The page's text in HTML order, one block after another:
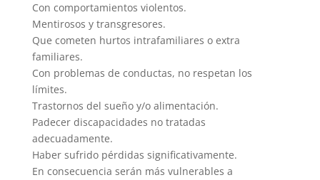
Con comportamientos violentos.
Mentirosos y transgresores.
Que cometen hurtos intrafamiliares o extra
familiares.
Con problemas de conductas, no respetan los
límites.
Trastornos del sueño y/o alimentación.
Padecer discapacidades no tratadas
adecuadamente.
Haber sufrido pérdidas significativamente.
En consecuencia serán más vulnerables a